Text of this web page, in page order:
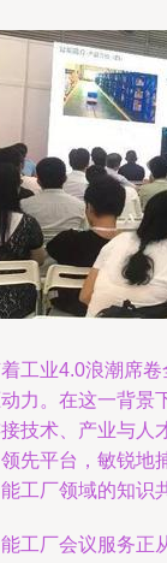
工业4.0浪潮席
力。在这一背景
技术、产业与人
先平台，敏锐地
工厂领域的知识
工厂会议服务正